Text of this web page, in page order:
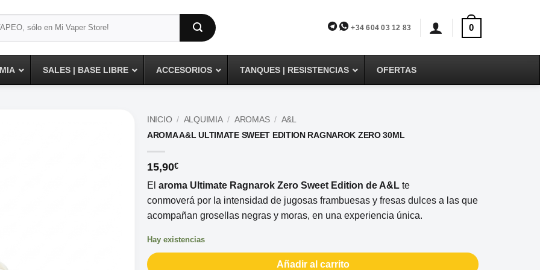
+34 604 03 12 83 0
SALES | BASE LIBRE ACCESORIOS TANQUES | RESISTENCIAS OFERTAS
INICIO / ALQUIMIA / AROMAS / A&L
AROMA A&L ULTIMATE SWEET EDITION RAGNAROK ZERO 30ML
15,90€
El aroma Ultimate Ragnarok Zero Sweet Edition de A&L te
conmoverá por la intensidad de jugosas frambuesas y fresas dulces a las que
acompañan grosellas negras y moras, en una experiencia única.
Hay existencias
Añadir al carrito